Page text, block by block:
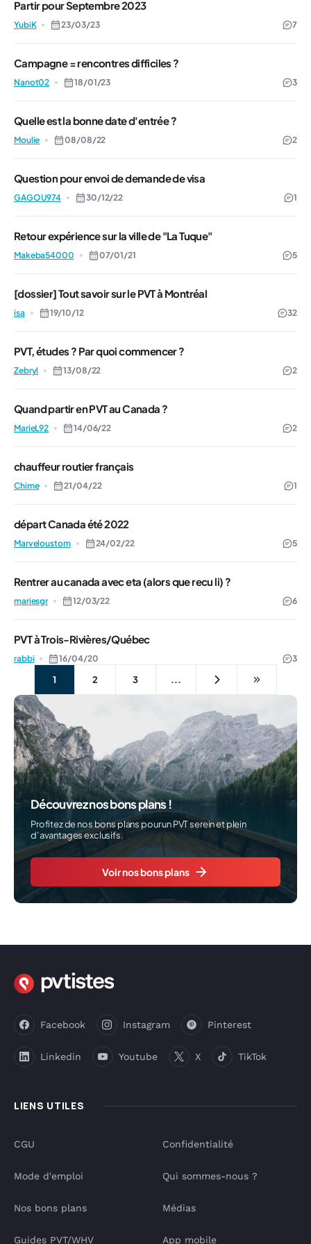
Partir pour Septembre 2023
YubiK 23/03/23 7
Campagne = rencontres difficiles ?
Nanot02 18/01/23 3
Quelle est la bonne date d'entrée ?
Moulie 08/08/22 2
Question pour envoi de demande de visa
GAGOU974 30/12/22 1
Retour expérience sur la ville de "La Tuque"
Makeba54000 07/01/21 5
[dossier] Tout savoir sur le PVT à Montréal
isa 19/10/12 32
PVT, études ? Par quoi commencer ?
Zebryl 13/08/22 2
Quand partir en PVT au Canada ?
MarieL92 14/06/22 2
chauffeur routier français
Chime 21/04/22 1
départ Canada été 2022
Marveloustom 24/02/22 5
Rentrer au canada avec eta (alors que recu li) ?
mariesgr 12/03/22 6
PVT à Trois-Rivières/Québec
rabbi 16/04/20 3
1 2 3 ...
Découvrez nos bons plans !
Profitez de nos bons plans pour un PVT serein et plein
d’avantages exclusifs.
Voir nos bons plans
LIENS UTILES
Facebook Instagram Pinterest
Linkedin Youtube X TikTok
CGU
Mode d'emploi
Nos bons plans
Guides PVT/WHV
Confidentialité
Qui sommes-nous ?
Médias
App mobile